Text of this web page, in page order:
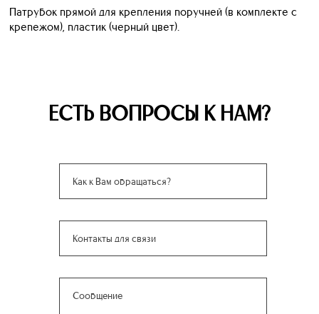
Патрубок прямой для крепления поручней (в комплекте с
крепежом), пластик (черный цвет).
ЕСТЬ ВОПРОСЫ К НАМ?